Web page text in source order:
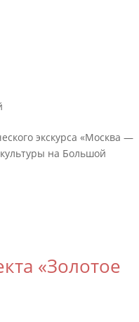
экскурса «Москва —
на Большой
«Золотое